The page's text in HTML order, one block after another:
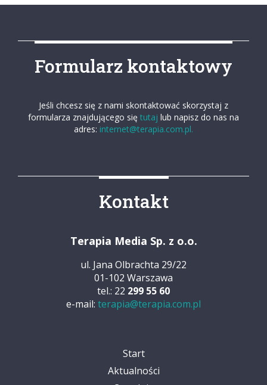
Formularz kontaktowy
Jeśli chcesz się z nami skontaktować skorzystaj z
formularza znajdującego się tutaj lub napisz do nas na
adres: internet@terapia.com.pl.
Kontakt
Terapia Media Sp. z o.o.
ul. Jana Olbrachta 29/22
01-102 Warszawa
tel.: 22 299 55 60
e-mail: terapia@terapia.com.pl
Start
Aktualności